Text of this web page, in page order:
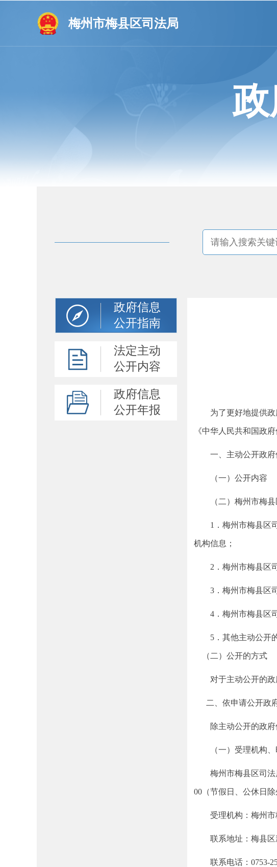
梅州市梅县区司法局
政府信息
公开指南
法定主动
公开内容
政府信息
公开年报
为了更好地提供政府
《中华人民共和国政
一、主动公开政府
（一）公开内容
（二）梅州市梅县区
1．梅州市梅县区司
机构信息；
2．梅州市梅县区司
3．梅州市梅县区司
4．梅州市梅县区司
5．其他主动公开的
（二）公开的方式
对于主动公开的政
二、依申请公开政
除主动公开的政府信
（一）受理机构、
梅州市梅县区司法局
00（节假日、公休日除
受理机构：梅州市
联系地址：梅县区
联系电话：0753-